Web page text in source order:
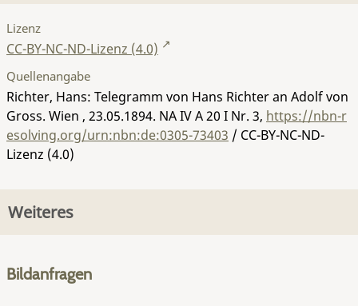
Lizenz
CC-BY-NC-ND-Lizenz (4.0)
Quellenangabe
Richter, Hans: Telegramm von Hans Richter an Adolf von
Gross. Wien , 23.05.1894. NA IV A 20 I Nr. 3, https://nbn-r
esolving.org/urn:nbn:de:0305-73403 / CC-BY-NC-ND-
Lizenz (4.0)
Weiteres
Bildanfragen